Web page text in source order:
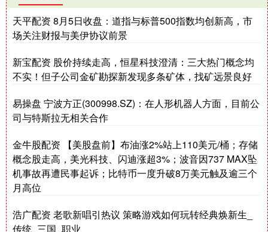
天平配资 8月5日收盘：道指与标普500指数均创新高，市
场关注财报与美伊协议前景
新宝配资 股价持续走高，恒星科技澄清：三大热门概念均
不实！但子公司金矿勘探新发现多条矿体，找矿远景良好
易操盘 宁波方正(300998.SZ)：在人形机器人方面，目前公
司与特斯拉无相关合作
金牛股配资 【美股盘前】布油涨2%站上110美元/桶；存储
概念股走高，美光科技、闪迪涨超3%；波音因737 MAX坠
机事故再遭民事起诉；比特币一度升破8万美元触及逾三个
月高位
浩广配资 老歌新唱引热议 策略游戏如何玩转经典焕新生_
传统_三国_职业